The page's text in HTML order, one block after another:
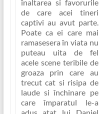
înaltarea si favorurile
de care acei tineri
captivi au avut parte.
Poate ca ei care mai
ramasesera în viata nu
puteau uita de fel
acele scene teribile de
groaza prin care au
trecut cat si risipa de
laude si închinare pe
care împaratul le-a